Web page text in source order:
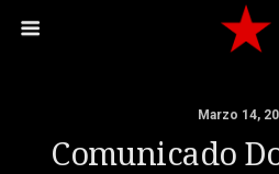
Marzo 14,
Comunicado